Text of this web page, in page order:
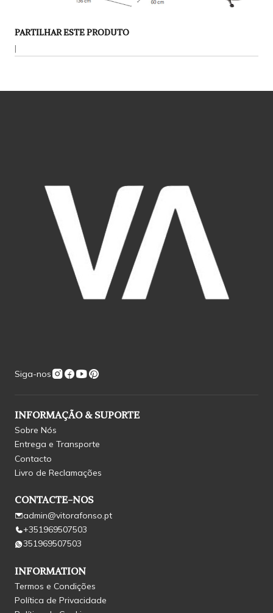
PARTILHAR ESTE PRODUTO
|
Siga-nos
INFORMAÇÃO & SUPORTE
Sobre Nós
Entrega e Transporte
Contacto
Livro de Reclamações
CONTACTE-NOS
admin@vitorafonso.pt
+351969507503
351969507503
INFORMATION
Termos e Condições
Política de Privacidade